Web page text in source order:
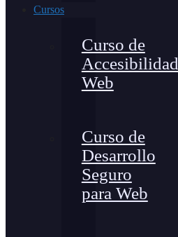
Cursos
Curso de
Accesibilidad
Web
Curso de
Desarrollo
Seguro
para Web